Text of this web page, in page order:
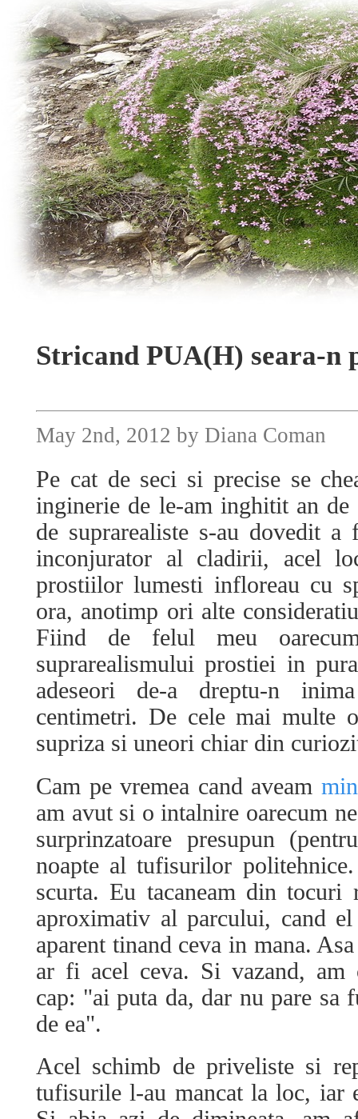
Stricand PUA(H) seara-n
May 2nd, 2012 by Diana Coman
Pe cat de seci si precise se
inginerie de le-am inghitit an
de suprarealiste s-au dovedit
inconjurator al cladirii, acel
prostiilor lumesti infloreau cu
ora, anotimp ori alte
Fiind de felul meu
suprarealismului prostiei in
adeseori de-a dreptu-n
centimetri. De cele mai multe
supriza si uneori chiar din
Cam pe vremea cand aveam
am avut si o intalnire oarecum
surprinzatoare presupun
noapte al tufisurilor
scurta. Eu tacaneam din
aproximativ al parcului, cand
aparent tinand ceva in mana.
ar fi acel ceva. Si vazand, am
cap: "ai puta da, dar nu pare sa
de ea".
Acel schimb de priveliste si
tufisurile l-au mancat la loc, iar